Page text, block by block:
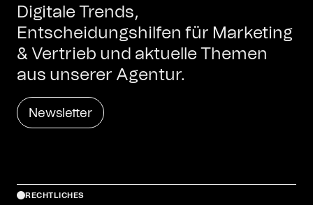
Digitale Trends,
Entscheidungshilfen für Marketing
& Vertrieb und aktuelle Themen
aus unserer Agentur.
Newsletter
RECHTLICHES